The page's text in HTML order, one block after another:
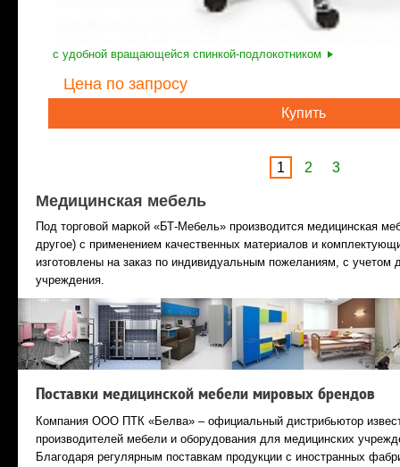
с удобной вращающейся спинкой-подлокотником
Цена по запросу
Купить
1 2 3
Медицинская мебель
Под торговой маркой «БТ-Мебель» производится медицинская
другое) с применением качественных материалов и
изготовлены на заказ по индивидуальным пожеланиям, с учетом
учреждения.
Поставки медицинской мебели мировых брендов
Компания ООО ПТК «Белва» – официальный дистрибьютор
производителей мебели и оборудования для медицинских
Благодаря регулярным поставкам продукции с иностранных